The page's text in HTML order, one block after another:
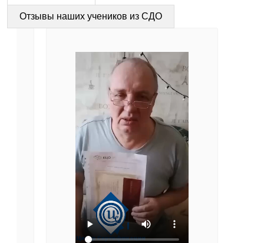
Отзывы наших учеников из СДО